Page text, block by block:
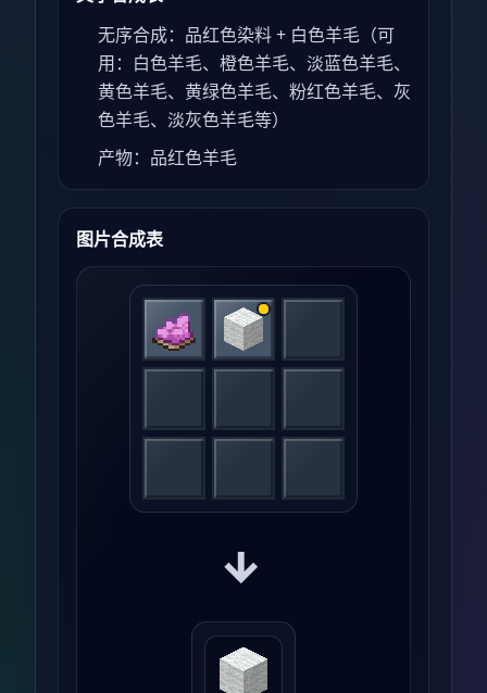
无序合成：品红色染料 + 白色羊毛（可
用：白色羊毛、橙色羊毛、淡蓝色羊毛、
黄色羊毛、黄绿色羊毛、粉红色羊毛、灰
色羊毛、淡灰色羊毛等）
产物：品红色羊毛
图片合成表
→